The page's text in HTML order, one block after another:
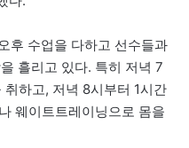
후 수업을 다하고 선수들과
흘리고 있다. 특히 저녁 7
하고, 저녁 8시부터 1시간
웨이트트레이닝으로 몸을